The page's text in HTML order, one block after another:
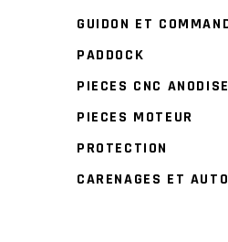
GUIDON ET
PADDOCK
PIECES CNC
PIECES MOTEUR
PROTECTION
CARENAGES ET